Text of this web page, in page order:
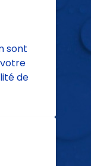
sont
de